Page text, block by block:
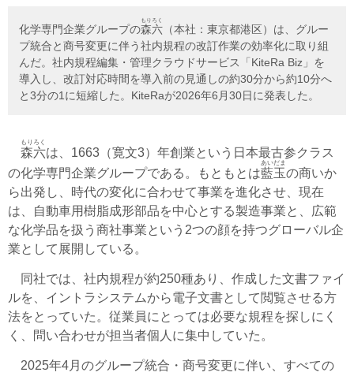
化学専門企業グループの森六
もりろく
（本社：東京都港区）は、グルー
プ統合と商号変更に伴う社内規程の改訂作業の効率化に取り組
んだ。社内規程編集・管理クラウドサービス「KiteRa Biz」を
導入し、改訂対応時間を導入前の見通しの約30分から約10分へ
と3分の1に短縮した。KiteRaが2026年6月30日に発表した。
森六
もりろく
は、1663（寛文3）年創業という日本最古参クラス
の化学専門企業グループである。もともとは藍玉
あいだま
の商いか
ら出発し、時代の変化に合わせて事業を進化させ、現在
は、自動車用樹脂成形部品を中心とする製造事業と、広範
な化学品を扱う商社事業という2つの顔を持つグローバル企
業として展開している。
同社では、社内規程が約250種あり、作成した文書ファイ
ルを、イントラシステムから電子文書として閲覧させる方
法をとっていた。従業員にとっては必要な規程を探しにく
く、問い合わせが担当者個人に集中していた。
2025年4月のグループ統合・商号変更に伴い、すべての